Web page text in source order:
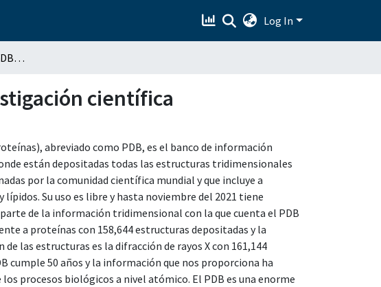
Log In
El Protein Data Bank (PDB) y su impacto en la investigación científica
científica
abreviado como PDB, es el banco de información
están depositadas todas las estructuras tridimensionales
por la comunidad científica mundial y que incluye a
Su uso es libre y hasta noviembre del 2021 tiene
de la información tridimensional con la que cuenta el PDB
a proteínas con 158,644 estructuras depositadas y la
las estructuras es la difracción de rayos X con 161,144
cumple 50 años y la información que nos proporciona ha
procesos biológicos a nivel atómico. El PDB es una enorme